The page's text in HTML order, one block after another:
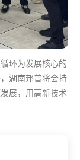
环为发展核心的
湖南邦普将会持
展，用高新技术